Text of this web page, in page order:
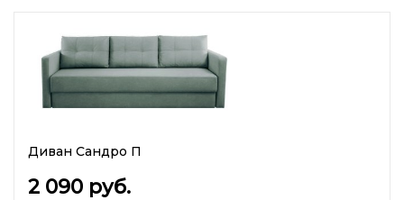
Диван Сандро П
2 090 руб.